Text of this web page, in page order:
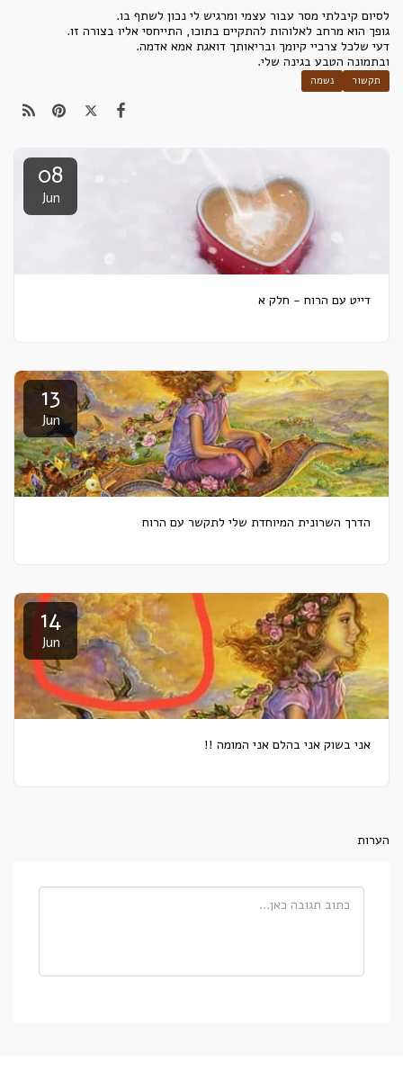
לסיום קיבלתי מסר עבור עצמי ומרגיש לי נכון לשתף בו.
גופך הוא מרחב לאלוהות להתקיים בתוכו, התייחסי אליו בצורה זו.
דעי שלכל צרכיי קיומך ובריאותך דואגת אמא אדמה.
ובתמונה הטבע בגינה שלי.
תקשור נשמה
08
Jun
דייט עם הרוח - חלק א
13
Jun
הדרך השרונית המיוחדת שלי לתקשר עם הרוח
14
Jun
אני בשוק אני בהלם אני המומה !!
הערות